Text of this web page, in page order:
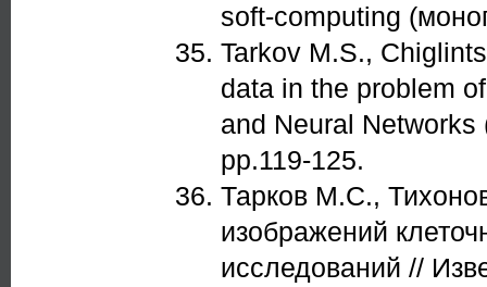
soft-computing
Tarkov M.S.,
data in the problem
and Neural
pp.119-125.
Тарков М.С.,
изображений
исследований //